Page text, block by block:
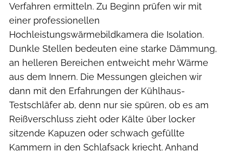
Verfahren ermitteln. Zu Beginn prüfen wir mit
einer professionellen
Hochleistungswärmebildkamera die Isolation.
Dunkle Stellen bedeuten eine starke Dämmung,
an helleren Bereichen entweicht mehr Wärme
aus dem Innern. Die Messungen gleichen wir
dann mit den Erfahrungen der Kühlhaus-
Testschläfer ab, denn nur sie spüren, ob es am
Reißverschluss zieht oder Kälte über locker
sitzende Kapuzen oder schwach gefüllte
Kammern in den Schlafsack kriecht. Anhand